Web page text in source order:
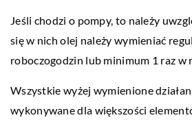
Jeśli chodzi o pompy, to należy
się w nich olej należy wymieniać
roboczogodzin lub minimum 1 raz w
Wszystkie wyżej wymienione
wykonywane dla większości